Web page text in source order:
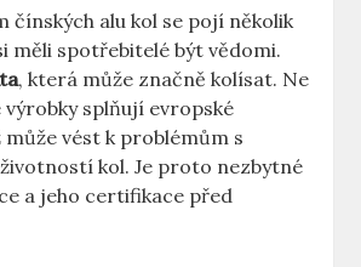
čínských alu kol se pojí několik
měli spotřebitelé být vědomi.
, která může značně kolísat. Ne
výrobky splňují evropské
vést k problémům s
kol. Je proto nezbytné
a jeho certifikace před